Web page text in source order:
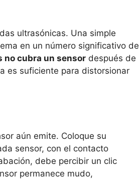
ultrasónicas. Una simple
en un número significativo de
no cubra un sensor después de
es suficiente para distorsionar
aún emite. Coloque su
sensor, con el contacto
debe percibir un clic
permanece mudo,